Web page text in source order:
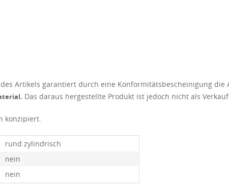
Artikels garantiert durch eine Konformitätsbescheinigung die
Das daraus hergestellte Produkt ist jedoch nicht als
konzipiert.
rund zylindrisch
nein
nein